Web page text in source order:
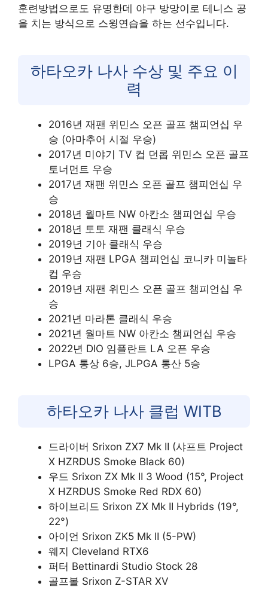
훈련방법으로도 유명한데 야구 방망이로 테니스 공
을 치는 방식으로 스윙연습을 하는 선수입니다.
하타오카 나사 수상 및 주요 이
력
2016년 재팬 위민스 오픈 골프 챔피언십 우
승 (아마추어 시절 우승)
2017년 미야기 TV 컵 던롭 위민스 오픈 골프
토너먼트 우승
2017년 재팬 위민스 오픈 골프 챔피언십 우
승
2018년 월마트 NW 아칸소 챔피언십 우승
2018년 토토 재팬 클래식 우승
2019년 기아 클래식 우승
2019년 재팬 LPGA 챔피언십 코니카 미놀타
컵 우승
2019년 재팬 위민스 오픈 골프 챔피언십 우
승
2021년 마라톤 클래식 우승
2021년 월마트 NW 아칸소 챔피언십 우승
2022년 DIO 임플란트 LA 오픈 우승
LPGA 통상 6승, JLPGA 통산 5승
하타오카 나사 클럽 WITB
드라이버 Srixon ZX7 Mk II (샤프트 Project
X HZRDUS Smoke Black 60)
우드 Srixon ZX Mk II 3 Wood (15°, Project
X HZRDUS Smoke Red RDX 60)​
하이브리드 Srixon ZX Mk II Hybrids (19°,
22°)
아이언 Srixon ZK5 Mk II (5-PW)​
웨지 Cleveland RTX6
퍼터 Bettinardi Studio Stock 28
골프볼 Srixon Z-STAR XV